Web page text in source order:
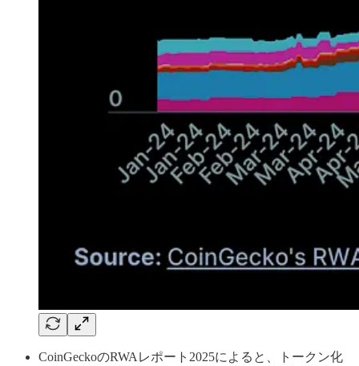
CoinGeckoのRWAレポート2025によると、トークン化